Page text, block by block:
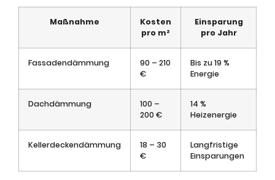
Maßnahme
Kosten
pro m²
Einsparung
pro Jahr
Fassadendämmung
90 – 210
€
Bis zu 19 %
Energie
Dachdämmung
100 –
200 €
14 %
Heizenergie
Kellerdeckendämmung
18 – 30
€
Langfristige
Einsparungen